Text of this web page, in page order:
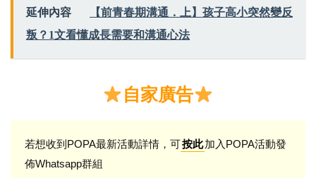
延伸內容
【前青春期溝通．上】孩子高小突然變反
叛？1文看懂成長需要和溝通心法
自家廣告
若想收到POPA最新活動詳情，可按此加入POPA活動發
佈Whatsapp群組